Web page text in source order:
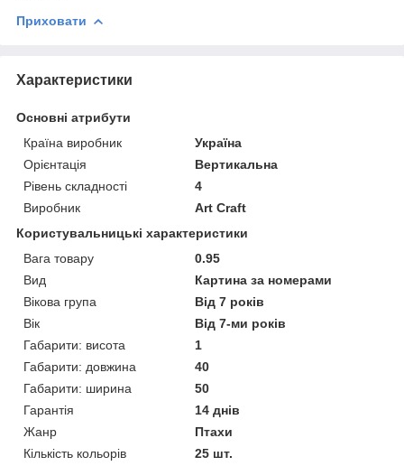
Приховати
Характеристики
Основні атрибути
Країна виробник
Україна
Орієнтація
Вертикальна
Рівень складності
4
Виробник
Art Craft
Користувальницькі характеристики
Вага товару
0.95
Вид
Картина за номерами
Вікова група
Від 7 років
Вік
Від 7-ми років
Габарити: висота
1
Габарити: довжина
40
Габарити: ширина
50
Гарантія
14 днів
Жанр
Птахи
Кількість кольорів
25 шт.